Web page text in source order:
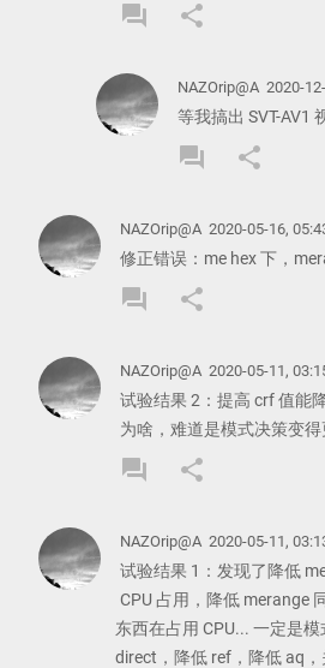
forumREPLY
COMMENT
shareSHARE
NAZOrip@A 2020-
等我搞出 SVT-AV1
forumREPLY
shareSHARE
NAZOrip@A 2020-05-16,
修正错误：me hex 下，
forumREPLY
shareSHARE
NAZOrip@A 2020-05-11,
试验结果 2：提高 crf 值能
为啥，难道是模式决策变得
forumREPLY
shareSHARE
NAZOrip@A 2020-05-11,
试验结果 1：发现了降低
CPU 占用，降低 merange
东西在占用 CPU... 一定是
direct，降低 ref，降低 aq